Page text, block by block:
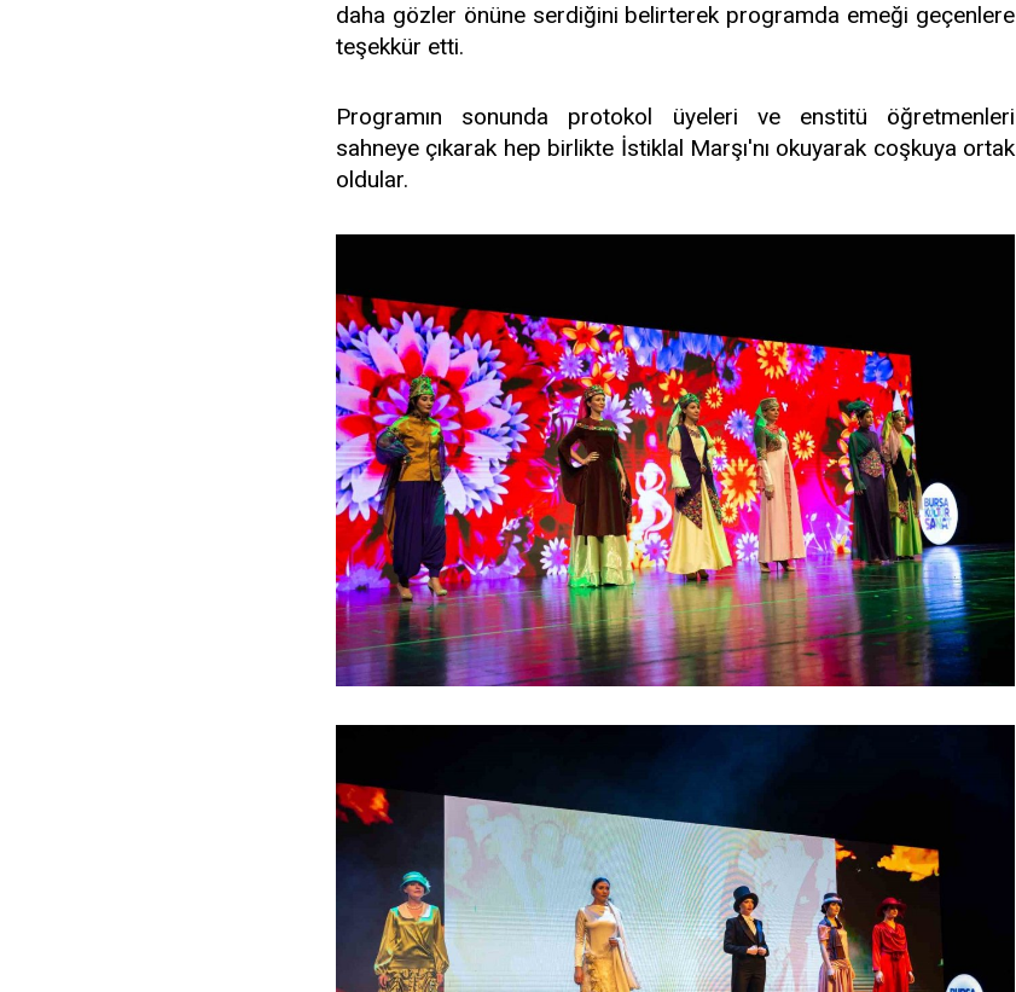
daha gözler önüne serdiğini belirterek programda emeği geçenlere
teşekkür etti.
Programın sonunda protokol üyeleri ve enstitü öğretmenleri
sahneye çıkarak hep birlikte İstiklal Marşı'nı okuyarak coşkuya ortak
oldular.